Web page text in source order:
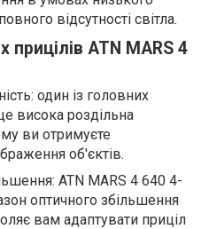
відсутності світла.
прицілів ATN MARS 4
один із головних
висока роздільна
ви отримуєте
об'єктів.
ATN MARS 4 640 4-
оптичного збільшення
вам адаптувати приціл